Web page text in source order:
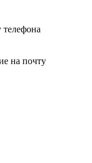
телефона
на почту